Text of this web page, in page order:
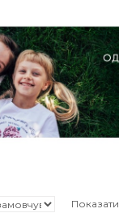
Показати